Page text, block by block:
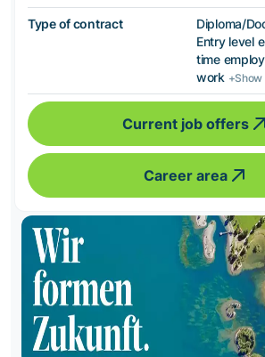
Type of contract
Diploma/
Entry level
time
work +Show
Current job offers
Career area